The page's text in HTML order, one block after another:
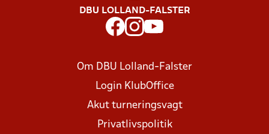
DBU LOLLAND-FALSTER
Om DBU Lolland-Falster
Login KlubOffice
Akut turneringsvagt
Privatlivspolitik